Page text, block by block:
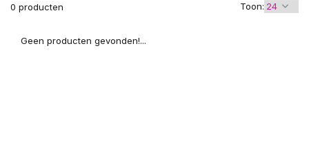
0 producten Toon:
Geen producten gevonden!...